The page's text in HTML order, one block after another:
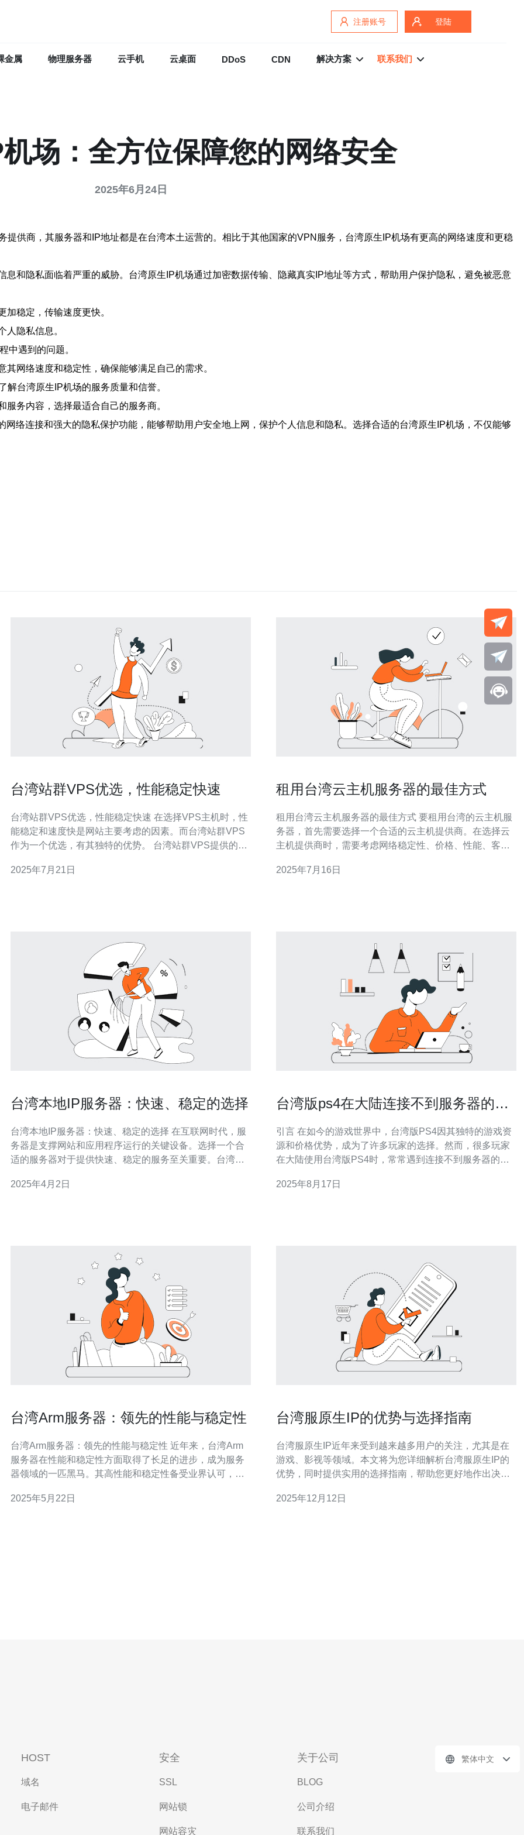
注册账号 登陆
金属 物理服务器 云手机 云桌面 DDoS CDN 解决方案 联系我们
场：全方位保障您的网络安全
2025年6月24日
供商，其服务器和IP地址都是在台湾本土运营的。相比于其他国家的VPN服务，台湾原生IP机场有更高的网络速度和更稳
和隐私面临着严重的威胁。台湾原生IP机场通过加密数据传输、隐藏真实IP地址等方式，帮助用户保护隐私，避免被恶意
稳定，传输速度更快。
人隐私信息。
中遇到的问题。
网络速度和稳定性，确保能够满足自己的需求。
台湾原生IP机场的服务质量和信誉。
务内容，选择最适合自己的服务商。
络连接和强大的隐私保护功能，能够帮助用户安全地上网，保护个人信息和隐私。选择合适的台湾原生IP机场，不仅能够
台湾站群VPS优选，性能稳定快速
台湾站群VPS优选，性能稳定快速 在选择VPS主机时，性
能稳定和速度快是网站主要考虑的因素。而台湾站群VPS
作为一个优选，有其独特的优势。 台湾站群VPS提供的服
良好的访问速度。这对于站群网站来说至关重要，可以有
2025年7月21日
租用台湾云主机服务器的最佳方式
租用台湾云主机服务器的最佳方式 要租用台湾的云主机服
务器，首先需要选择一个合适的云主机提供商。在选择云
主机提供商时，需要考虑网络稳定性、价格、性能、客户
商，并比较它们的优缺点，选择最适合自己需求的一家。
2025年7月16日
台湾本地IP服务器：快速、稳定的选择
台湾本地IP服务器：快速、稳定的选择 在互联网时代，服
务器是支撑网站和应用程序运行的关键设备。选择一个合
适的服务器对于提供快速、稳定的服务至关重要。台湾本
选。 台湾本地IP服务器拥有强大的网络基础设施，可以提
2025年4月2日
台湾版ps4在大陆连接不到服务器的解
引言 在如今的游戏世界中，台湾版PS4因其独特的游戏资
源和价格优势，成为了许多玩家的选择。然而，很多玩家
在大陆使用台湾版PS4时，常常遇到连接不到服务器的问
奈。本文将详细介绍这一问题的根源，并提供最佳、最便
2025年8月17日
台湾Arm服务器：领先的性能与稳定性
台湾Arm服务器：领先的性能与稳定性 近年来，台湾Arm
服务器在性能和稳定性方面取得了长足的进步，成为服务
器领域的一匹黑马。其高性能和稳定性备受业界认可，受
而著称。其采用先进的Arm架构，配备高性能处理器和大
2025年5月22日
台湾服原生IP的优势与选择指南
台湾服原生IP近年来受到越来越多用户的关注，尤其是在
游戏、影视等领域。本文将为您详细解析台湾服原生IP的
优势，同时提供实用的选择指南，帮助您更好地作出决
是指在特定区域内创作的知识产权，具有独特的文化背景
2025年12月12日
HOST
域名
电子邮件
安全
SSL
网站锁
网站容灾
关于公司
BLOG
公司介绍
联系我们
繁体中文